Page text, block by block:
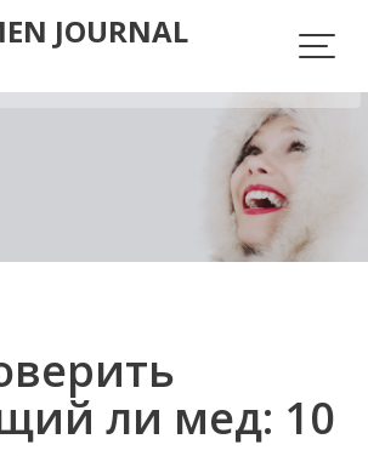
JOURNAL
ли мед: 10